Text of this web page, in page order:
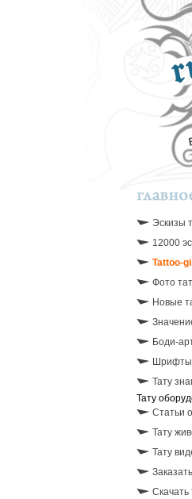
Эскизы
12000
Tattoo-
Фото
Новые
Боди-
Шрифты
Тату
Тату
Статьи
Тату
Тату
Скачать